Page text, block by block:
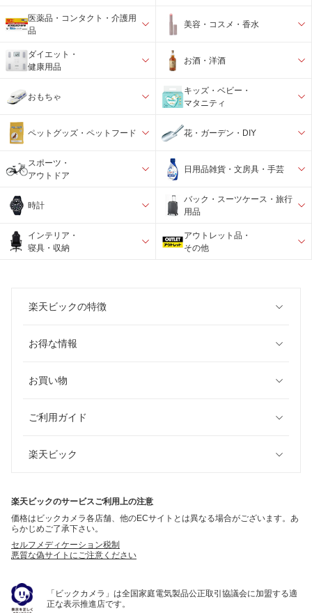
医薬品・コンタクト・介護用
品
美容・コスメ・香水
ダイエット・
健康用品
お酒・洋酒
おもちゃ
キッズ・ベビー・
マタニティ
ペットグッズ・ペットフード 花・ガーデン・DIY
スポーツ・
アウトドア
日用品雑貨・文房具・手芸
時計
バック・スーツケース・旅行
用品
インテリア・
寝具・収納
アウトレット品・
その他
楽天ビックの特徴
お得な情報
お買い物
ご利用ガイド
楽天ビック
楽天ビックのサービスご利用上の注意
価格はビックカメラ各店舗、他のECサイトとは異なる場合がございます。あ
らかじめご了承下さい。
セルフメディケーション税制
悪質な偽サイトにご注意ください
「ビックカメラ」は全国家庭電気製品公正取引協議会に加盟する適
正な表示推進店です。